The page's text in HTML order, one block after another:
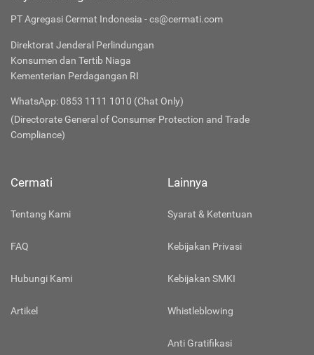
PT Agregasi Cermat Indonesia - cs@cermati.com
Direktorat Jenderal Perlindungan
Konsumen dan Tertib Niaga
Kementerian Perdagangan RI
WhatsApp: 0853 1111 1010 (Chat Only)
(Directorate General of Consumer Protection and Trade
Compliance)
Cermati
Tentang Kami
FAQ
Hubungi Kami
Artikel
Lainnya
Syarat & Ketentuan
Kebijakan Privasi
Kebijakan SMKI
Whistleblowing
Anti Gratifikasi